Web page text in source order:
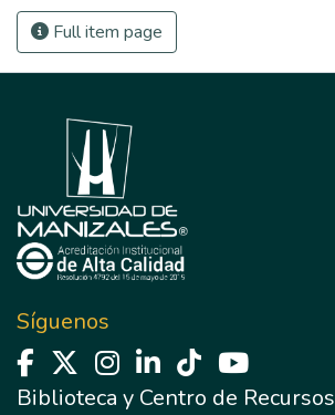
Full item page
Síguenos
Biblioteca y Centro de Recursos